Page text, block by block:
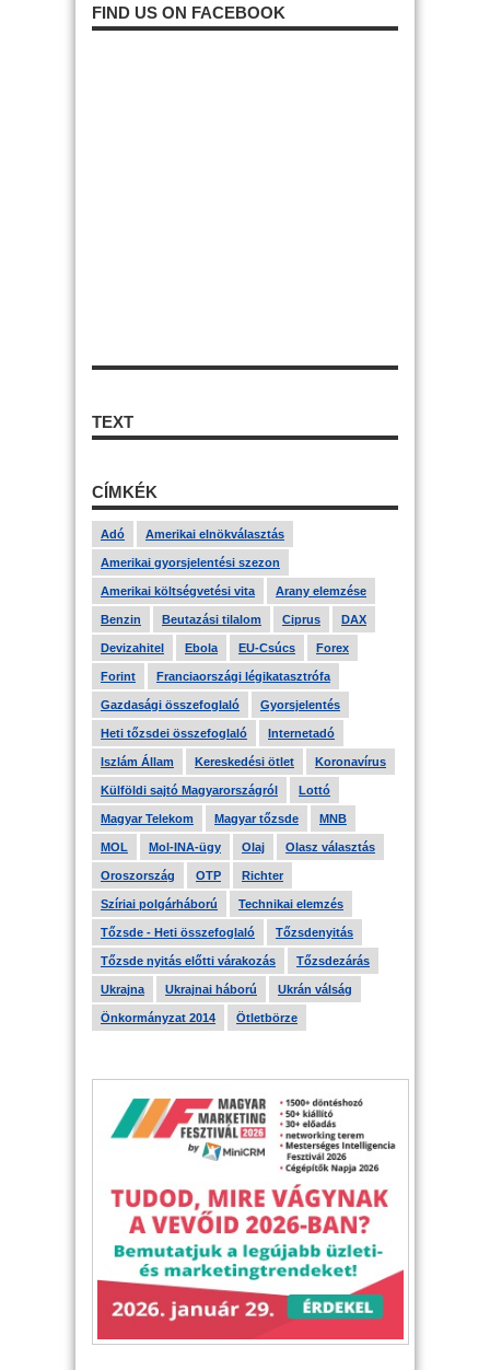
FIND US ON FACEBOOK
TEXT
CÍMKÉK
Adó Amerikai elnökválasztás
Amerikai gyorsjelentési szezon
Amerikai költségvetési vita Arany elemzése
Benzin Beutazási tilalom Ciprus DAX
Devizahitel Ebola EU-Csúcs Forex
Forint Franciaországi légikatasztrófa
Gazdasági összefoglaló Gyorsjelentés
Heti tőzsdei összefoglaló Internetadó
Iszlám Állam Kereskedési ötlet Koronavírus
Külföldi sajtó Magyarországról Lottó
Magyar Telekom Magyar tőzsde MNB
MOL Mol-INA-ügy Olaj Olasz választás
Oroszország OTP Richter
Szíriai polgárháború Technikai elemzés
Tőzsde - Heti összefoglaló Tőzsdenyitás
Tőzsde nyitás előtti várakozás Tőzsdezárás
Ukrajna Ukrajnai háború Ukrán válság
Önkormányzat 2014 Ötletbörze